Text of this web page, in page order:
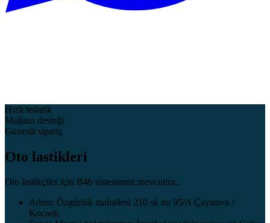
Hızlı tedarik
Mağaza desteği
Güvenli sipariş
Oto lastikleri
Oto lastikçiler için B4b sistemimiz mevcuttur..
Adres: Özgürlük mahallesi 210 sk no 95/A Çayırova /
Kocaeli